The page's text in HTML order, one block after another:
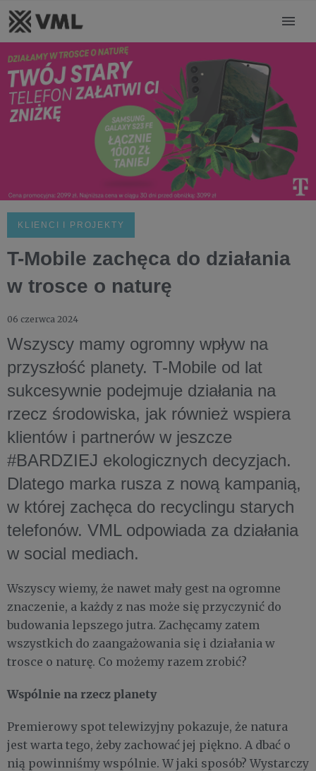
KLIENCI I PROJEKTY
T-Mobile zachęca do działania
w trosce o naturę
06 czerwca 2024
Wszyscy mamy ogromny wpływ na
przyszłość planety. T-Mobile od lat
sukcesywnie podejmuje działania na
rzecz środowiska, jak również wspiera
klientów i partnerów w jeszcze
#BARDZIEJ ekologicznych decyzjach.
Dlatego marka rusza z nową kampanią,
w której zachęca do recyclingu starych
telefonów. VML odpowiada za działania
w social mediach.
Wszyscy wiemy, że nawet mały gest na ogromne
znaczenie, a każdy z nas może się przyczynić do
budowania lepszego jutra. Zachęcamy zatem
wszystkich do zaangażowania się i działania w
trosce o naturę. Co możemy razem zrobić?
​Wspólnie na rzecz planety
Premierowy spot telewizyjny pokazuje, że natura
jest warta tego, żeby zachować jej piękno. A dbać o
nią powinniśmy wspólnie. W jaki sposób? Wystarczy